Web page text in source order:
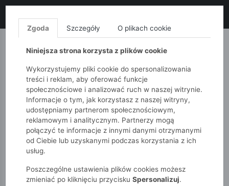
MONNARI QUIOSQUE
51015kids Dziewczynki 7-12 lat Sukienki
SUKIENKI
Zgoda Szczegóły O plikach cookie
Niniejsza strona korzysta z plików cookie
Wykorzystujemy pliki cookie do spersonalizowania
treści i reklam, aby oferować funkcje
społecznościowe i analizować ruch w naszej witrynie.
Informacje o tym, jak korzystasz z naszej witryny,
udostępniamy partnerom społecznościowym,
reklamowym i analitycznym. Partnerzy mogą
połączyć te informacje z innymi danymi otrzymanymi
od Ciebie lub uzyskanymi podczas korzystania z ich
usług.
Poszczególne ustawienia plików cookies możesz
zmieniać po kliknięciu przycisku Spersonalizuj.